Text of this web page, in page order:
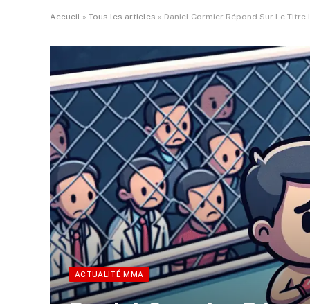
Accueil » Tous les articles » Daniel Cormier Répond Sur Le Titre
ACTUALITÉ MMA